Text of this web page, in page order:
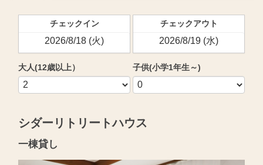
チェックイン チェックアウト
大人(12歳以上） 子供(小学1年生～)
シダーリトリートハウス
一棟貸し